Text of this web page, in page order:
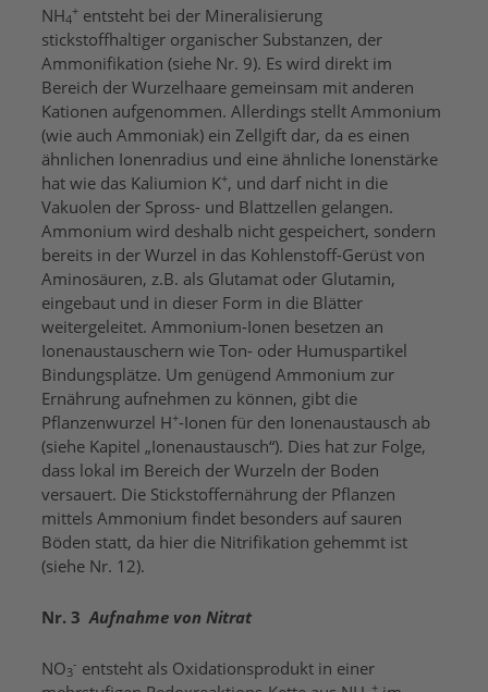
NH4
+entsteht bei der Mineralisierung
stickstoffhaltiger organischer Substanzen, der
Ammonifikation (siehe Nr. 9). Es wird direkt im
Bereich der Wurzelhaare gemeinsam mit anderen
Kationen aufgenommen. Allerdings stellt Ammonium
(wie auch Ammoniak) ein Zellgift dar, da es einen
ähnlichen Ionenradius und eine ähnliche Ionenstärke
hat wie das Kaliumion K+, und darf nicht in die
Vakuolen der Spross- und Blattzellen gelangen.
Ammonium wird deshalb nicht gespeichert, sondern
bereits in der Wurzel in das Kohlenstoff-Gerüst von
Aminosäuren, z.B. als Glutamat oder Glutamin,
eingebaut und in dieser Form in die Blätter
weitergeleitet. Ammonium-Ionen besetzen an
Ionenaustauschern wie Ton- oder Humuspartikel
Bindungsplätze. Um genügend Ammonium zur
Ernährung aufnehmen zu können, gibt die
Pflanzenwurzel H+-Ionen für den Ionenaustausch ab
(siehe Kapitel „Ionenaustausch“). Dies hat zur Folge,
dass lokal im Bereich der Wurzeln der Boden
versauert. Die Stickstoffernährung der Pflanzen
mittels Ammonium findet besonders auf sauren
Böden statt, da hier die Nitrifikation gehemmt ist
(siehe Nr. 12).
Nr. 3 Aufnahme von Nitrat
NO3
- entsteht als Oxidationsprodukt in einer
+